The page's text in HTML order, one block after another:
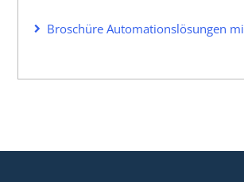
Broschüre Automationslösungen